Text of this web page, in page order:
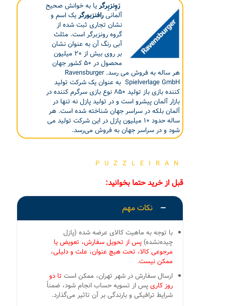
رَوِنزبِرگریا به خوانش صحیح
آلمانیرافنزبورگریک اسم و
نشان تجاری ثبت شده از
گروه رونزبرگر است. مثلث
آبی رنگ آن به عنوان نشان
بر روی بیش از ۲۰ میلیون
محصول در ۵۰ کشور جهان
هر ساله به فروش می رسد. Ravensburger
Spielverlage GmbH به عنوان یک شرکت تولید
کننده بازی باز تولید ۸۵۰ نوع بازی سرگرم کننده در
بازار آلمان پیشرو است و در تولید پازل نه تنها در
آلمان بلکه در سراسر جهان شناخته شده است. هر
ساله حدود ۱۰ میلیون پازل در این شرکت تولید می
شود و در سراسر جهان به فروش می‌رسد.
PUZZLEIRAN
قبل از خرید حتما بخوانید:
نکات مهم
با توجه به ماهیت کالای عرضه شده (پازل
چیده‌نشده) پس از تحویل سفارش، تعویض یا
مرجوعی کالا، تحت هیچ عنوان، علت و دلیلی،
ممکن نیست.
ارسال سفارش در شهر تهران، ممکن است تا دو
روز کاریپس از تسویه حساب انجام شود، ضمناً
شرایط ترافیکی و بارندگی بر آن تاثیر می‌گذارد.